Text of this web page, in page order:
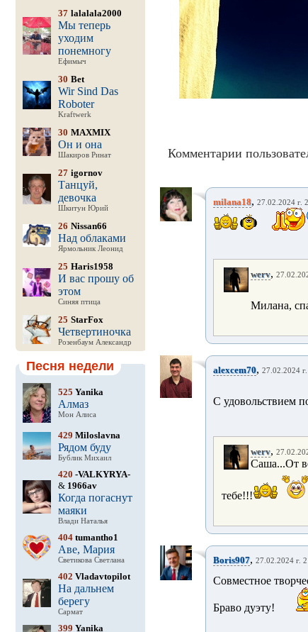
37 lalalala2000
Мы теперь
уходим
понемногу
Ефимыч
30 Bet
Wir Sind Das
Roboter
Kraftwerk
30 MAXMIX
Он и она
Шакиров Ринат
27 igornov
Танцуй,
девочка
Шкитун Юрий
26 Nissan66
Над облаками
Ярмольник Леонид
25 Haris1958
И вас прошу об
этом
Синяя птица
25 StarFox
Четвертиночка
Розенбаум Александр
Песня недели
525 Yanika
Алмаз
Мон Алиса
429 Miloslavna
Рядом буду
Бублик Михаил
420 -VALKYRYA-
& 1966av
Когда погаснут
маяки
Влади Наталья
404tumantho1
Аве, Мария
Светикова Светлана
402 Vladavtopilot
На дальнем
берегу
Сармат
399 Yanika
Комментарии
milana18, 27.02.2024 г.
werv,
Милана,
alexcem70, 27.02.2024
С удовольствием
werv,
Саша...От
тебе!!!
Boris907, 27.02.2024 г.
Совместное
Браво дуэту!